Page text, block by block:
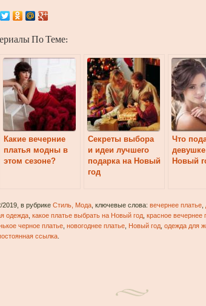
По Теме:
Какие вечерние
платья модны в
этом сезоне?
Секреты выбора
и идеи лучшего
подарка на Новый
год
Что
Новый
в рубрике Стиль, Мода, ключевые слова: вечернее платье,
одежда, какое платье выбрать на Новый год, красное вечернее
черное платье, новогоднее платье, Новый год, одежда для
ссылка.